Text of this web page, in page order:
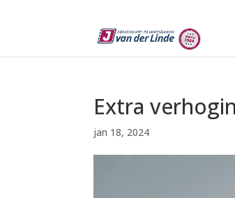
Extra
jan 18, 2024